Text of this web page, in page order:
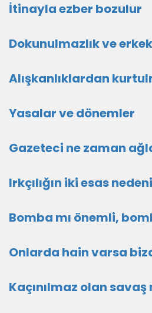
İtinayla ezber bozulur
Dokunulmazlık ve
Alışkanlıklardan
Yasalar ve dönemler
Gazeteci ne zaman
Irkçılığın iki esas nedeni
Bomba mı önemli,
Onlarda hain varsa
Kaçınılmaz olan savaş